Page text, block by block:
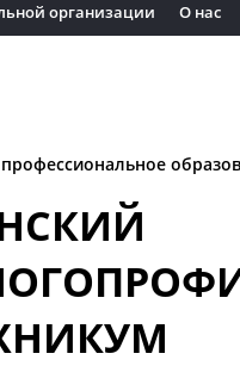
организации О нас